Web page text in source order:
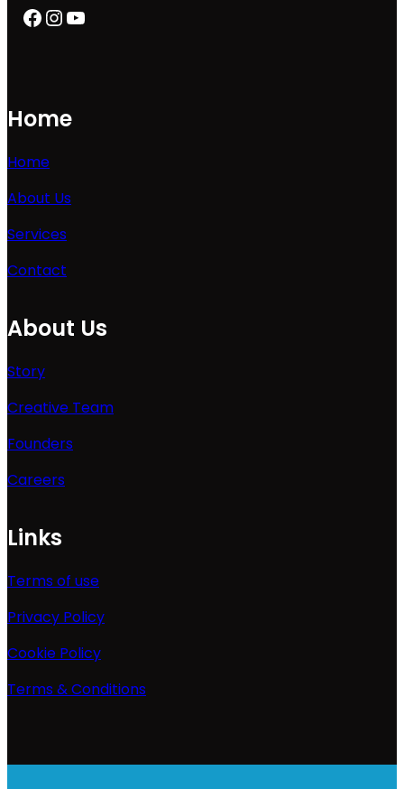
Facebook InstagramYouTube
Home
Home
About Us
Services
Contact
About Us
Story
Creative Team
Founders
Careers
Links
Terms of use
Privacy Policy
Cookie Policy
Terms & Conditions